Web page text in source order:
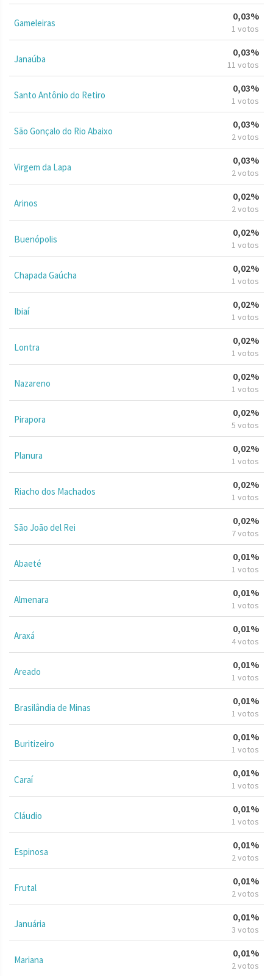
Gameleiras
0,03%
1 votos
Janaúba
0,03%
11 votos
Santo Antônio do Retiro
0,03%
1 votos
São Gonçalo do Rio Abaixo
0,03%
2 votos
Virgem da Lapa
0,03%
2 votos
Arinos
0,02%
2 votos
Buenópolis
0,02%
1 votos
Chapada Gaúcha
0,02%
1 votos
Ibiaí
0,02%
1 votos
Lontra
0,02%
1 votos
Nazareno
0,02%
1 votos
Pirapora
0,02%
5 votos
Planura
0,02%
1 votos
Riacho dos Machados
0,02%
1 votos
São João del Rei
0,02%
7 votos
Abaeté
0,01%
1 votos
Almenara
0,01%
1 votos
Araxá
0,01%
4 votos
Areado
0,01%
1 votos
Brasilândia de Minas
0,01%
1 votos
Buritizeiro
0,01%
1 votos
Caraí
0,01%
1 votos
Cláudio
0,01%
1 votos
Espinosa
0,01%
2 votos
Frutal
0,01%
2 votos
Januária
0,01%
3 votos
Mariana
0,01%
2 votos